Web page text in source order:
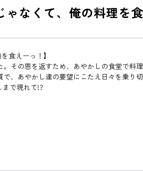
なくて、俺の料理を食
食えーっ！】
その恩を返すため、あやかしの食堂で料
、あやかし達の要望にこたえ日々を乗り
で現れて!?